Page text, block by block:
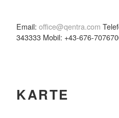
Email: office@qentra.com
343333 Mobil: +43-676-
KARTE